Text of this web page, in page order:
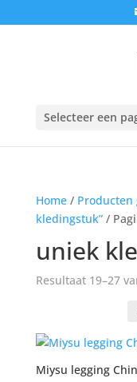
Selecteer een
Home/ Producten
kledingstuk”/
uniek
Resultaat 19–27
Miysu legging